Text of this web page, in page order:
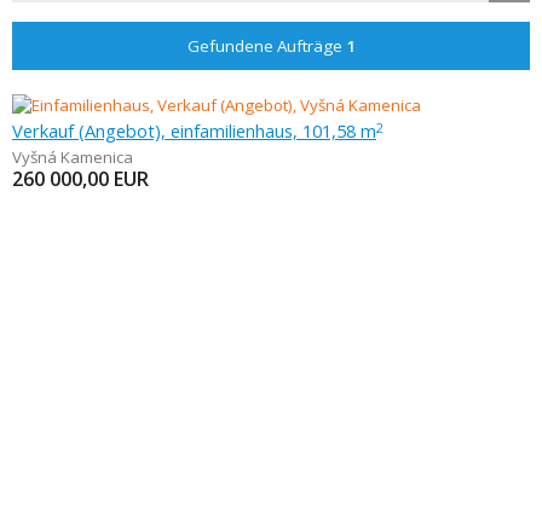
Gefundene Aufträge 1
Verkauf (Angebot), einfamilienhaus, 101,58 m2
Vyšná Kamenica
260 000,00 EUR